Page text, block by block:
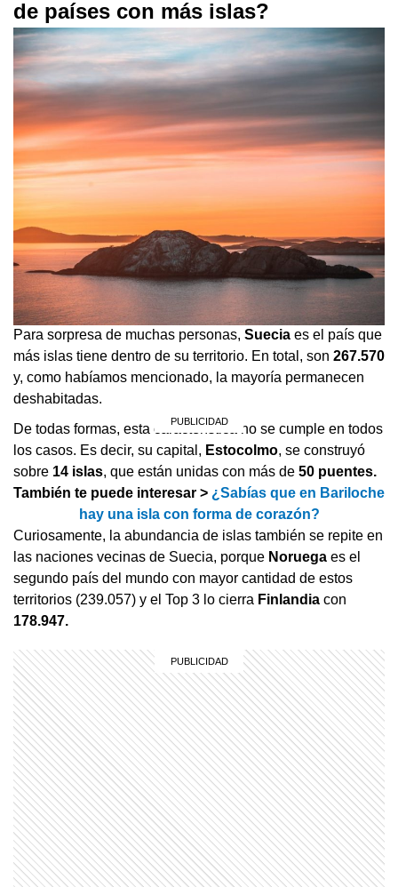
de países con más islas?
Para sorpresa de muchas personas, Suecia es el país que
más islas tiene dentro de su territorio. En total, son 267.570
y, como habíamos mencionado, la mayoría permanecen
deshabitadas.
De todas formas, esta característica no se cumple en todos
los casos. Es decir, su capital, Estocolmo, se construyó
sobre 14 islas, que están unidas con más de 50 puentes.
También te puede interesar > ¿Sabías que en Bariloche
hay una isla con forma de corazón?
Curiosamente, la abundancia de islas también se repite en
las naciones vecinas de Suecia, porque Noruega es el
segundo país del mundo con mayor cantidad de estos
territorios (239.057) y el Top 3 lo cierra Finlandia con
178.947.